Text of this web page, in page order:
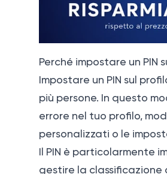
Perché impostare un PIN
Impostare un PIN sul
più persone. In questo
errore nel tuo profilo,
personalizzati o le
Il PIN è particolarmente
gestire la